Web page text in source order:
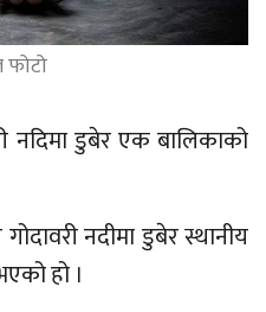
नदिमा डुबेर एक बालिकाको
नदीमा डुबेर स्थानीय
हो ।